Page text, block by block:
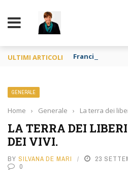
ULTIMI ARTICOLI Francia o
GENERALE
Home › Generale › La terra dei
LA TERRA DEI
DEI VIVI.
BY SILVANA DE MARI 23
0